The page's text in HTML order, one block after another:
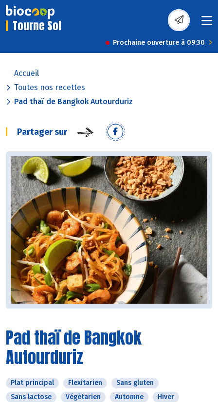
Tourne Sol
Prochaine ouverture à 09:30
Accueil
Toutes nos recettes
Pad thaï de Bangkok Autourduriz
Partager sur
Pad thaï de Bangkok
Autourduriz
Plat principal Flexitarien
Sans gluten
Sans lactose
Végétarien Automne
Hiver